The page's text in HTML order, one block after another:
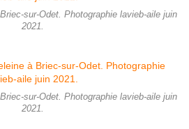
sur-Odet. Photographie lavieb-aile juin
2021.
sur-Odet. Photographie lavieb-aile juin
2021.